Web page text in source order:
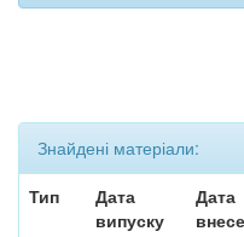
Знайдені матеріали:
Тип
Дата
випуску
Дата